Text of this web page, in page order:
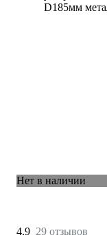
Нет в наличии
4.9 29 отзывов